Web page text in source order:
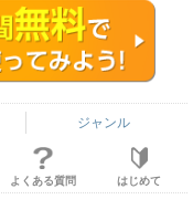
ジャンル
よくある質問 はじめて